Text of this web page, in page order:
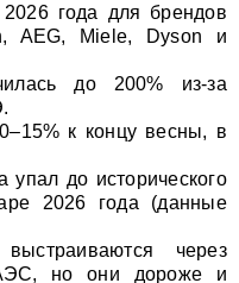
года для брендов
AEG, Miele, Dyson и
до 200% из-за
к концу весны, в
до исторического
2026 года (данные
через
но они дороже и